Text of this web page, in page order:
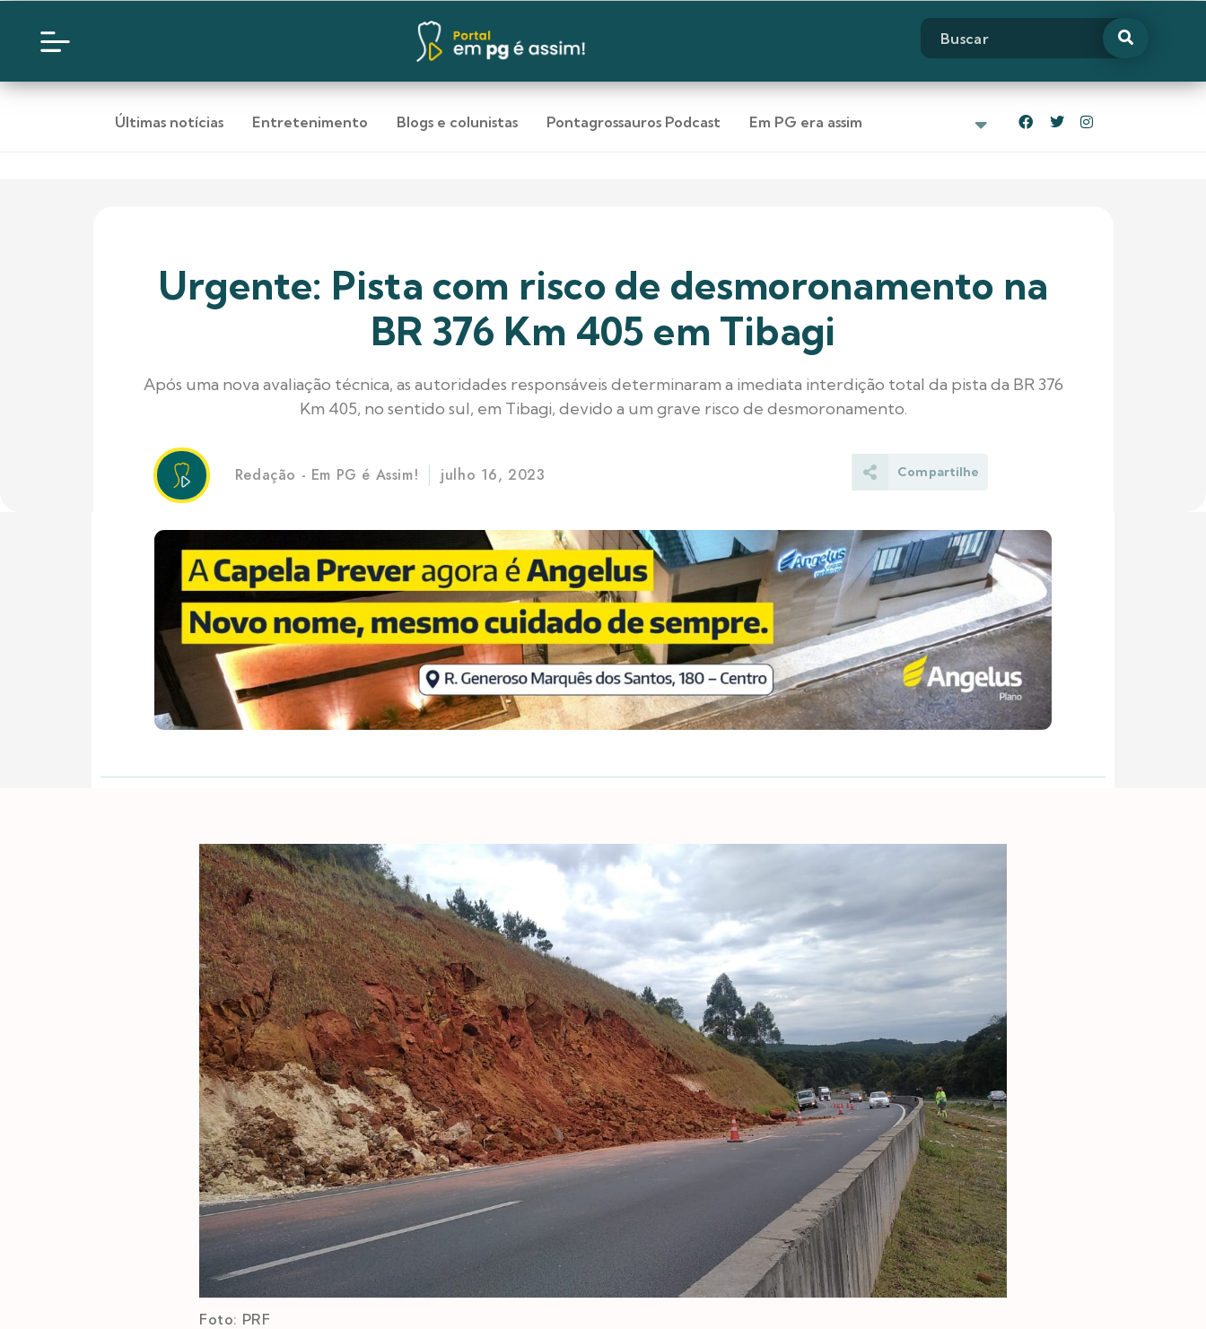
Últimas notícias Entretenimento Blogs e colunistas Pontagrossauros Podcast Em PG era assim
Urgente: Pista com risco de desmoronamento na
BR 376 Km 405 em Tibagi
Após uma nova avaliação técnica, as autoridades responsáveis determinaram a imediata interdição total da pista da BR 376
Km 405, no sentido sul, em Tibagi, devido a um grave risco de desmoronamento.
Redação - Em PG é Assim! julho 16, 2023 Compartilhe
Foto: PRF